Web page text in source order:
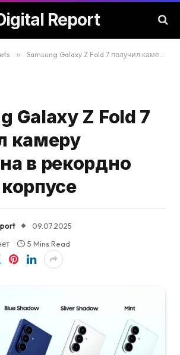
Report
» Samsung Galaxy Z Fold 7 получил камеру флагмана в рекордно тонком корпусе
Galaxy Z Fold 7
камеру
в рекордно
09.07.2025
5 Mins Read